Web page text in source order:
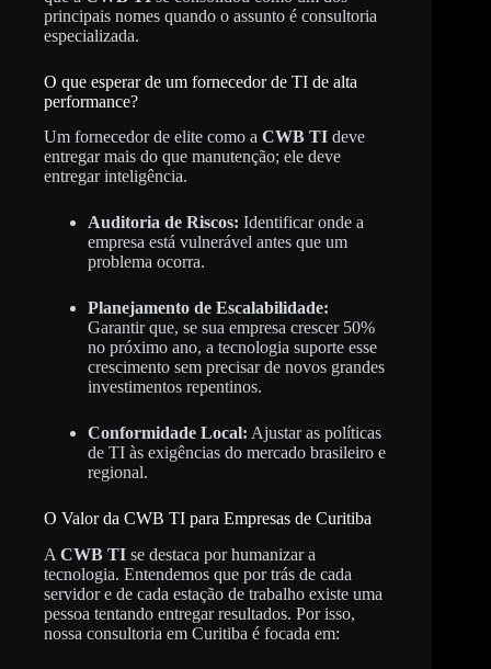
principais nomes quando o assunto é consultoria
especializada.
O que esperar de um fornecedor de TI de alta
performance?
Um fornecedor de elite como a CWB TI deve
entregar mais do que manutenção; ele deve
entregar inteligência.
Auditoria de Riscos: Identificar onde a
empresa está vulnerável antes que um
problema ocorra.
Planejamento de Escalabilidade:
Garantir que, se sua empresa crescer 50%
no próximo ano, a tecnologia suporte esse
crescimento sem precisar de novos grandes
investimentos repentinos.
Conformidade Local: Ajustar as políticas
de TI às exigências do mercado brasileiro e
regional.
O Valor da CWB TI para Empresas de Curitiba
A CWB TI se destaca por humanizar a
tecnologia. Entendemos que por trás de cada
servidor e de cada estação de trabalho existe uma
pessoa tentando entregar resultados. Por isso,
nossa consultoria em Curitiba é focada em: